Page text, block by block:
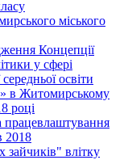
міського
Концепції
у сфері
освіти
в Житомирському
році
працевлаштування
2018
влітку